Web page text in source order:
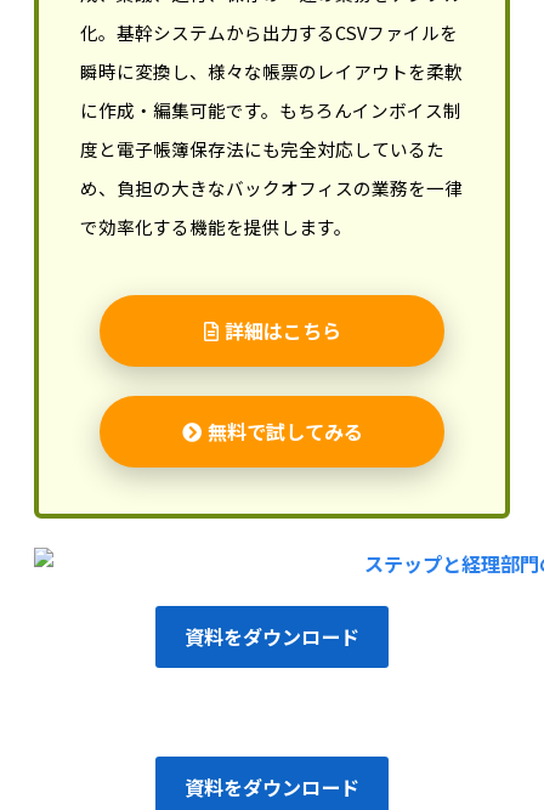
化。基幹システムから出力するCSVファイルを
瞬時に変換し、様々な帳票のレイアウトを柔軟
に作成・編集可能です。もちろんインボイス制
度と電子帳簿保存法にも完全対応しているた
め、負担の大きなバックオフィスの業務を一律
で効率化する機能を提供します。
詳細はこちら
無料で試してみる
資料をダウンロード
資料をダウンロード